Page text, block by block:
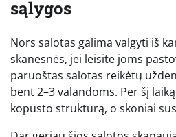
sąlygos
Nors salotas galima valgyti iš
skanesnės, jei leisite joms
paruoštas salotas reikėtų
bent 2–3 valandoms. Per šį
kopūsto struktūrą, o skoniai